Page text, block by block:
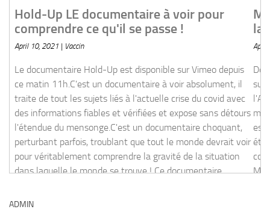
pour comprendre ce qu'il se passe !
l'actuelle crise du covid avec des informations fiables et
du mensonge.C'est un documentaire choquant, perturbant
voir pour véritablement comprendre la gravité de la
! Ce documentaire, financé à l'origine
Malaria business : les
la médecine naturelle ?
April 10, 2021 | Ressources
Documentaire France 24, daté de janvier 2019,
sur la guerre des big pharma pour empêcher
l'Artemisia pour ne pas concurrencer leurs
médicaments.L'Artemisia qui, comme
est un anti-paludique et, comme
été balayée d'un revers de la main dans le
covid malgré les preuves de son efficacité.
Malaria business : les laboratoires contre la
ADMIN